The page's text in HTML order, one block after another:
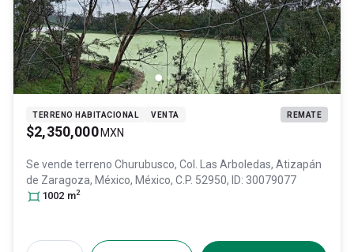
TERRENO HABITACIONAL VENTA REMATE
$2,350,000 MXN
Se vende terreno Churubusco, Col. Las Arboledas, Atizapán
de Zaragoza, México, México, C.P. 52950, ID: 30079077
1002 m2